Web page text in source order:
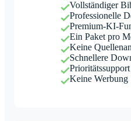
Vollständiger
Professionelle
Premium-KI-
Ein Paket pro
Keine
Schnellere
Prioritätssupport
Keine Werbung